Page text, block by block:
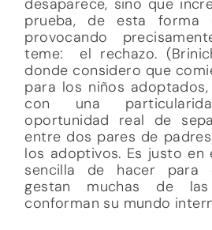
desaparece, sino que
prueba, de esta forma
provocando
teme: el rechazo.
donde considero que
para los niños
con una
oportunidad real de
entre dos pares de
los adoptivos. Es justo en
sencilla de hacer para
gestan muchas de
conforman su mundo